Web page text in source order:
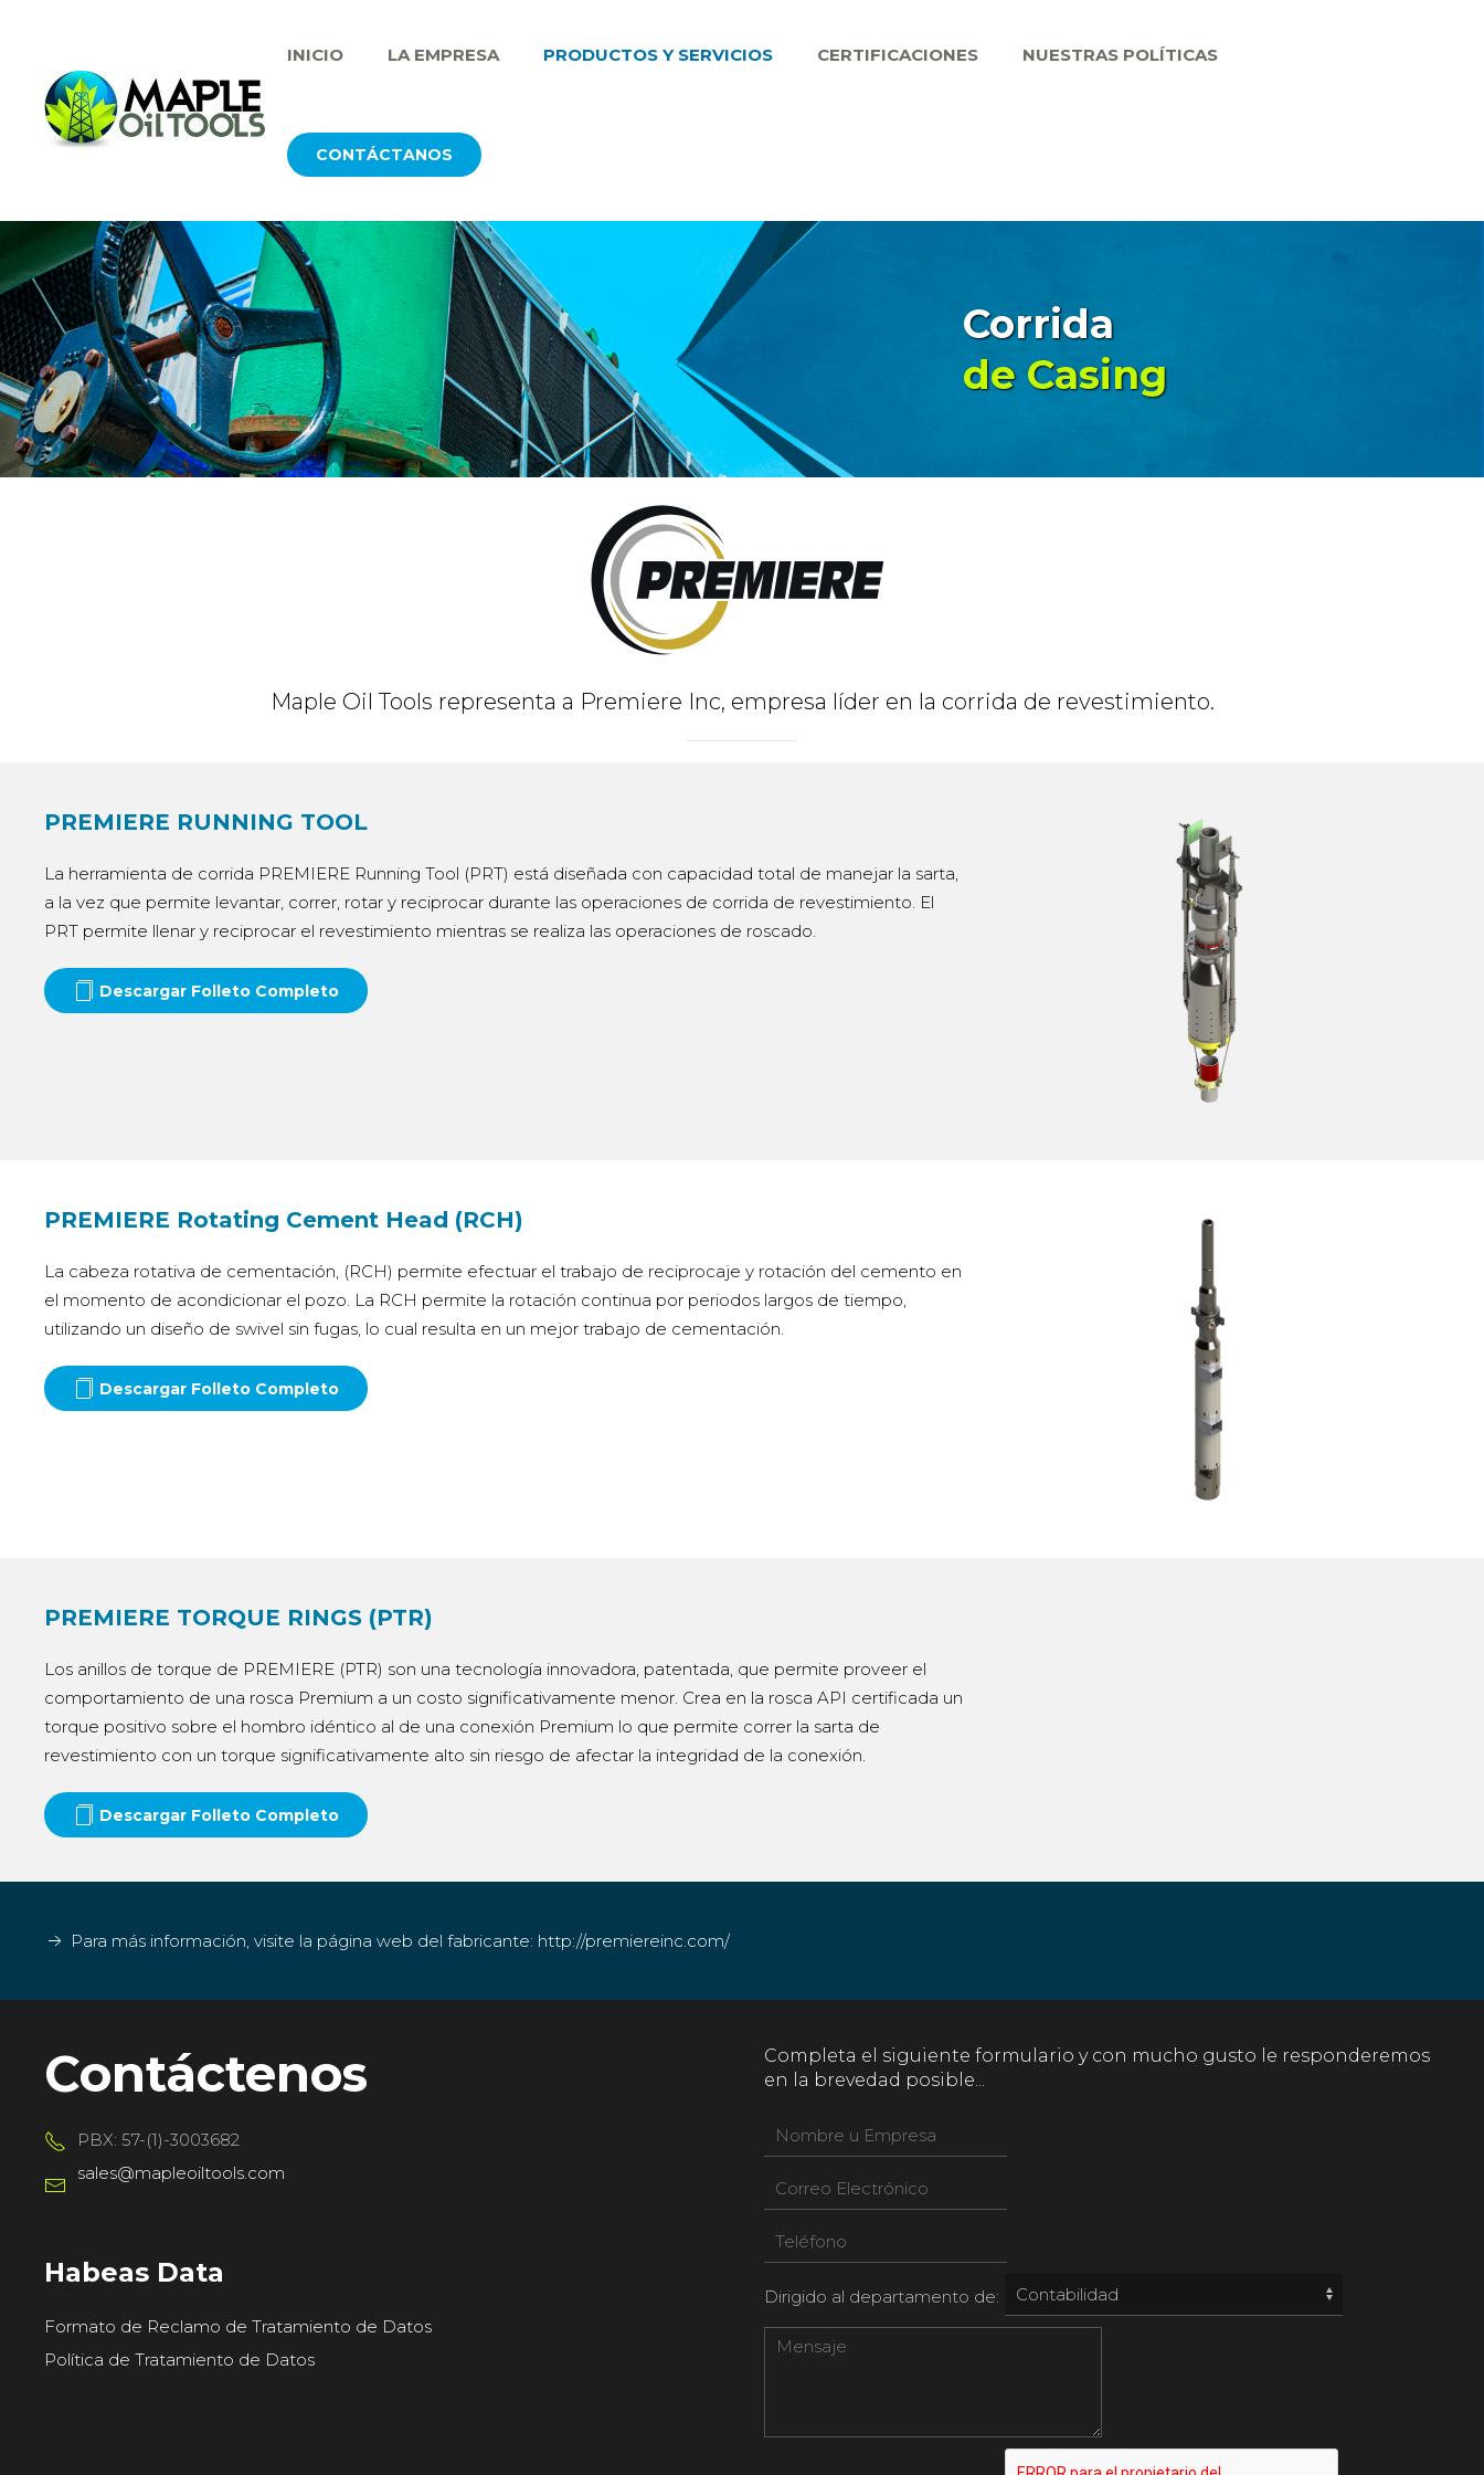
INICIO LA EMPRESA PRODUCTOS Y SERVICIOS CERTIFICACIONES NUESTRAS POLÍTICAS
CONTÁCTANOS
Corrida
de Casing
Maple Oil Tools representa a Premiere Inc, empresa líder en la corrida de revestimiento.
PREMIERE RUNNING TOOL
La herramienta de corrida PREMIERE Running Tool (PRT) está diseñada con capacidad total de manejar la sarta,
a la vez que permite levantar, correr, rotar y reciprocar durante las operaciones de corrida de revestimiento. El
PRT permite llenar y reciprocar el revestimiento mientras se realiza las operaciones de roscado.
Descargar Folleto Completo
PREMIERE Rotating Cement Head (RCH)
La cabeza rotativa de cementación, (RCH) permite efectuar el trabajo de reciprocaje y rotación del cemento en
el momento de acondicionar el pozo. La RCH permite la rotación continua por periodos largos de tiempo,
utilizando un diseño de swivel sin fugas, lo cual resulta en un mejor trabajo de cementación.
Descargar Folleto Completo
PREMIERE TORQUE RINGS (PTR)
Los anillos de torque de PREMIERE (PTR) son una tecnología innovadora, patentada, que permite proveer el
comportamiento de una rosca Premium a un costo significativamente menor. Crea en la rosca API certificada un
torque positivo sobre el hombro idéntico al de una conexión Premium lo que permite correr la sarta de
revestimiento con un torque significativamente alto sin riesgo de afectar la integridad de la conexión.
Descargar Folleto Completo
Para más información, visite la página web del fabricante: http://premiereinc.com/
Contáctenos
PBX: 57-(1)-3003682
sales@mapleoiltools.com
Habeas Data
Formato de Reclamo de Tratamiento de Datos
Política de Tratamiento de Datos
Completa el siguiente formulario y con mucho gusto le responderemos
en la brevedad posible...
Dirigido al departamento de: